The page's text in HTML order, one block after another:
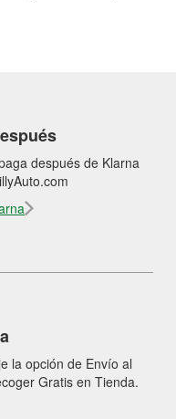
después de Klarna
la opción de Envío al
Gratis en Tienda.